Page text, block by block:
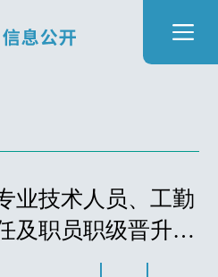
业技术人员、工勤
及职员职级晋升工